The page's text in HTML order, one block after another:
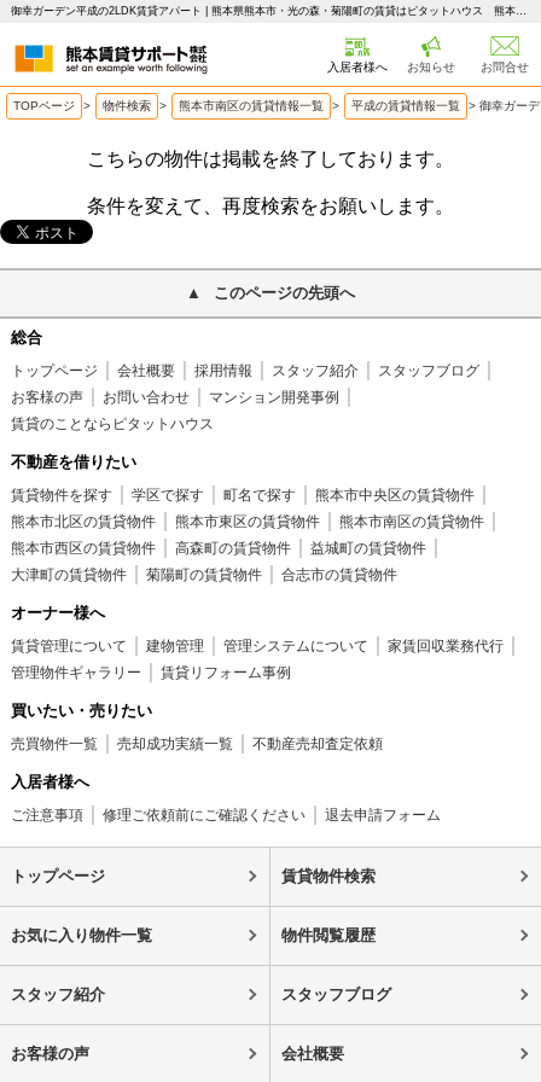
御幸ガーデン平成の2LDK賃貸アパート | 熊本県熊本市・光の森・菊陽町の賃貸はピタットハウス 熊本賃貸サポート
入居者様へ お知らせ お問合せ
TOPページ > 物件検索 > 熊本市南区の賃貸情報一覧 > 平成の賃貸情報一覧 > 御幸ガー
こちらの物件は掲載を終了しております。
条件を変えて、再度検索をお願いします。
このページの先頭へ
総合
トップページ 会社概要 採用情報 スタッフ紹介
スタッフブログ
お客様の声
お問い合わせ
マンション開発事例
賃貸のことならピタットハウス
不動産を借りたい
賃貸物件を探す 学区で探す 町名で探す
熊本市中央区の賃貸物件
熊本市北区の賃貸物件
熊本市東区の賃貸物件
熊本市南区の賃貸物件
熊本市西区の賃貸物件
高森町の賃貸物件
益城町の賃貸物件
大津町の賃貸物件
菊陽町の賃貸物件 合志市の賃貸物件
オーナー様へ
賃貸管理について 建物管理 管理システムについて
家賃回収業務代行
管理物件ギャラリー
賃貸リフォーム事例
買いたい・売りたい
売買物件一覧 売却成功実績一覧 不動産売却査定依頼
入居者様へ
ご注意事項 修理ご依頼前にご確認ください 退去申請フォーム
トップページ 賃貸物件検索
お気に入り物件一覧 物件閲覧履歴
スタッフ紹介 スタッフブログ
お客様の声 会社概要